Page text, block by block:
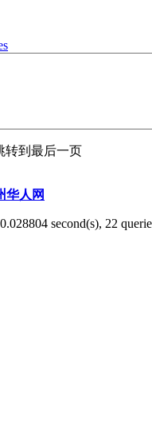
转到最后一页
华人网
second(s), 22